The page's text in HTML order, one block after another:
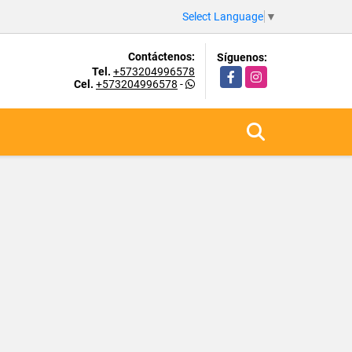
Select Language ▼
Contáctenos:
Tel. +573204996578
Cel. +573204996578 -
Síguenos:
FacebookInstagram